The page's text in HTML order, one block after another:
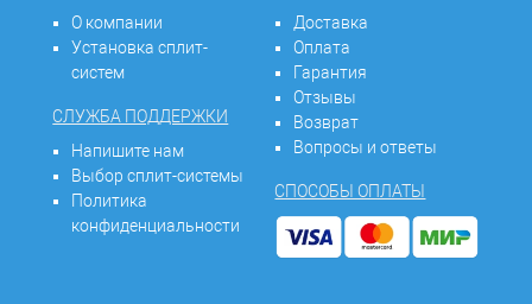
О компании
Установка сплит-
систем
СЛУЖБА ПОДДЕРЖКИ
Напишите нам
Выбор сплит-системы
Политика
конфиденциальности
Доставка
Оплата
Гарантия
Отзывы
Возврат
Вопросы и ответы
СПОСОБЫ ОПЛАТЫ